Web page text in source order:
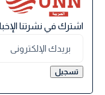
اشترك في نشرتنا